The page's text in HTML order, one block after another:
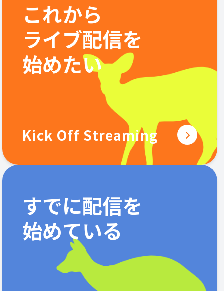
これから
ライブ配信を
始めたい
Kick Off Streaming
すでに配信を
始めている